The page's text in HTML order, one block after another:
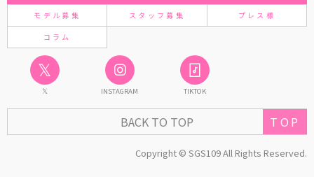
モデル募集 スタッフ募集 プレス様
コラム
𝕏
𝕏 INSTAGRAM TIKTOK
BACK TO TOP
Copyright © SGS109 All Rights Reserved.
TOP